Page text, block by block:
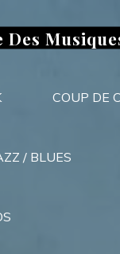
Des
COUP DE
/ BLUES